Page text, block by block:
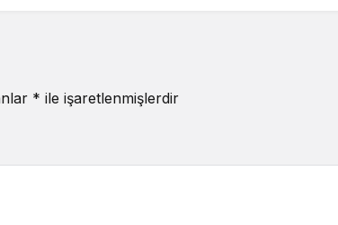
* ile işaretlenmişlerdir